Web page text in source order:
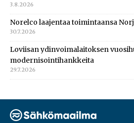
3.8.2026
Norelco laajentaa toimintaansa
30.7.2026
Loviisan ydinvoimalaitoksen
modernisointihankkeita
29.7.2026